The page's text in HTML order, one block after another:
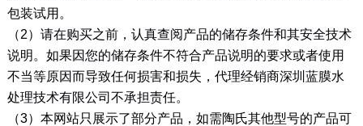
包装试用。
（2）请在购买之前，认真查阅产品的储存条件和其安全技术
说明。如果因您的储存条件不符合产品说明的要求或者使用
不当等原因而导致任何损害和损失，代理经销商深圳蓝膜水
处理技术有限公司不承担责任。
（3）本网站只展示了部分产品，如需陶氏其他型号的产品可